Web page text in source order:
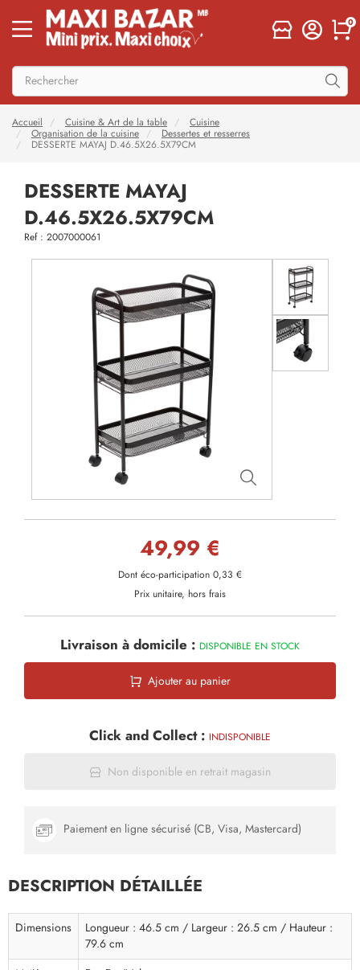
0
Accueil Cuisine & Art de la table
Cuisine
Organisation de la cuisine
Dessertes et resserres
DESSERTE MAYAJ D.46.5X26.5X79CM
DESSERTE MAYAJ
D.46.5X26.5X79CM
Ref : 2007000061
49,99 €
Dont éco-participation 0,33 €
Prix unitaire, hors frais
Livraison à domicile : DISPONIBLE EN STOCK
Ajouter au panier
Click and Collect : INDISPONIBLE
Non disponible en retrait magasin
Paiement en ligne sécurisé (CB, Visa, Mastercard)
DESCRIPTION DÉTAILLÉE
Dimensions
Longueur : 46.5 cm / Largeur : 26.5 cm / Hauteur :
79.6 cm